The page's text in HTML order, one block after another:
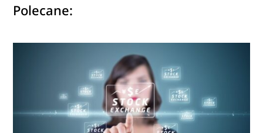
Polecane: